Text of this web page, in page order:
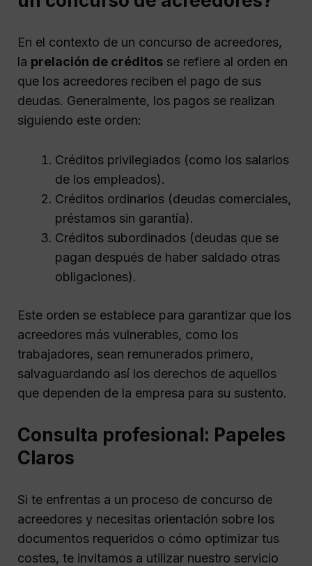
En el contexto de un concurso de acreedores,
la prelación de créditos se refiere al orden en
que los acreedores reciben el pago de sus
deudas. Generalmente, los pagos se realizan
siguiendo este orden:
Créditos privilegiados (como los salarios
de los empleados).
Créditos ordinarios (deudas comerciales,
préstamos sin garantía).
Créditos subordinados (deudas que se
pagan después de haber saldado otras
obligaciones).
Este orden se establece para garantizar que los
acreedores más vulnerables, como los
trabajadores, sean remunerados primero,
salvaguardando así los derechos de aquellos
que dependen de la empresa para su sustento.
Consulta profesional: Papeles
Claros
Si te enfrentas a un proceso de concurso de
acreedores y necesitas orientación sobre los
documentos requeridos o cómo optimizar tus
costes, te invitamos a utilizar nuestro servicio